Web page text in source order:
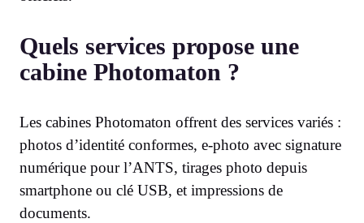
Quels services propose une
cabine Photomaton ?
Les cabines Photomaton offrent des services variés :
photos d’identité conformes, e-photo avec signature
numérique pour l’ANTS, tirages photo depuis
smartphone ou clé USB, et impressions de
documents.